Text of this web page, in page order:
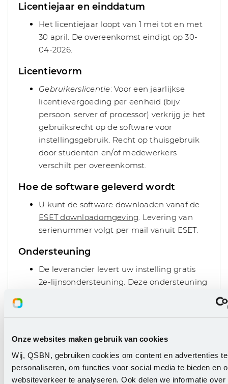
Onze websites maken gebruik van cookies
Wij, QSBN, gebruiken cookies om content en advertenties te
personaliseren, om functies voor social media te bieden en
websiteverkeer te analyseren. Ook delen we informatie over
Licentiejaar en einddatum
Het licentiejaar loopt van 1 mei tot en met
30 april. De overeenkomst eindigt op 30-
04-2026.
Licentievorm
Gebruikerslicentie: Voor een jaarlijkse
licentievergoeding per eenheid (bijv.
persoon, server of processor) verkrijg je het
gebruiksrecht op de software voor
instellingsgebruik. Recht op thuisgebruik
door studenten en/of medewerkers
verschilt per overeenkomst.
Hoe de software geleverd wordt
U kunt de software downloaden vanaf de
ESET downloadomgeving. Levering van
serienummer volgt per mail vanuit ESET.
Ondersteuning
De leverancier levert uw instelling gratis
2e-lijnsondersteuning. Deze ondersteuning
https://www.eset.com/nl/
Alleen uw ICT-medewerker(s) kunnen een
beroep doen op deze ondersteuning, niet de
individuele gebruikers.